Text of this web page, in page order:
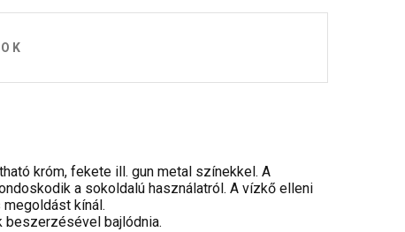
króm, fekete ill. gun metal színekkel. A
a sokoldalú használatról. A vízkő elleni
kínál.
beszerzésével bajlódnia.